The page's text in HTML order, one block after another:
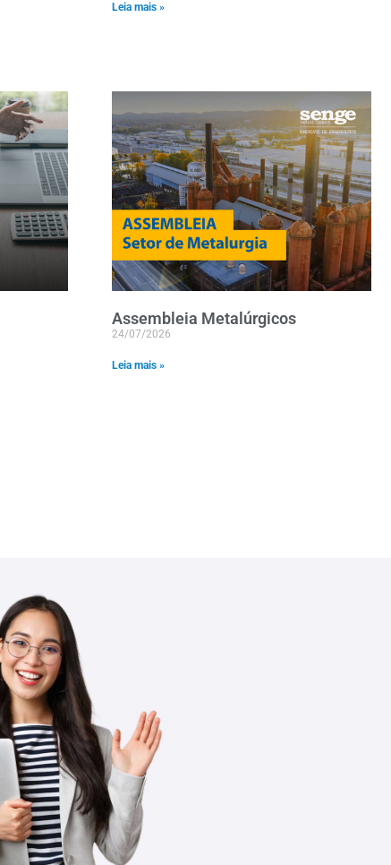
Leia mais »
Assembleia Metalúrgicos
24/07/2026
Leia mais »